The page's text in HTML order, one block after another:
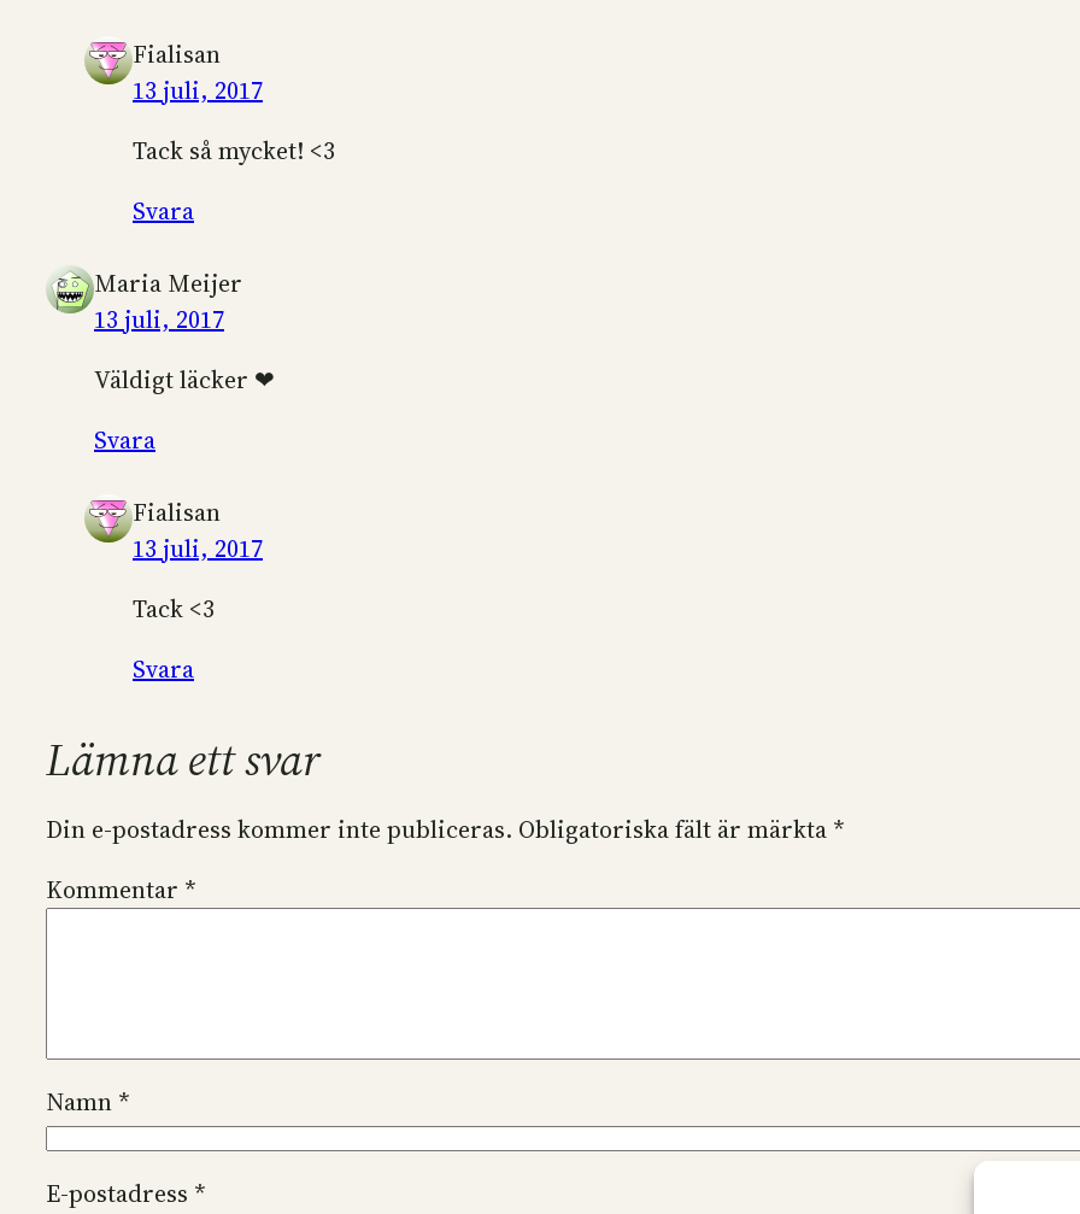
Fialisan
13 juli, 2017
Tack så mycket! <3
Svara
Maria Meijer
13 juli, 2017
Väldigt läcker ❤
Svara
Fialisan
13 juli, 2017
Tack <3
Svara
Lämna ett svar
Din e-postadress kommer inte publiceras. Obligatoriska fält är märkta *
Kommentar *
Namn *
E-postadress *